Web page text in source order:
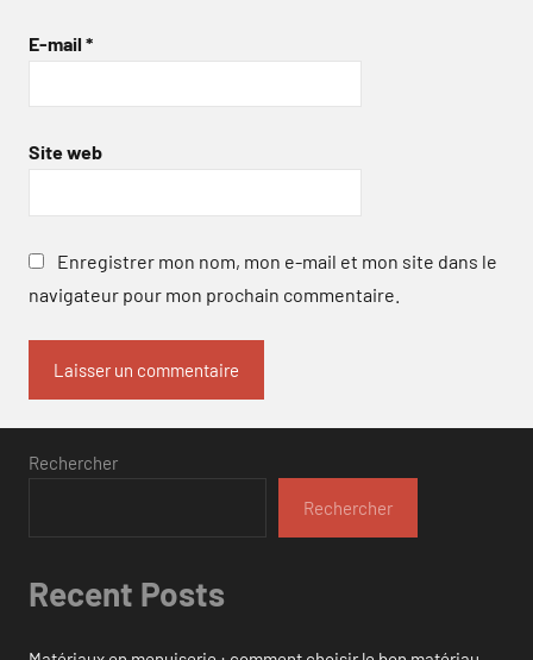
E-mail *
Site web
Enregistrer mon nom, mon e-mail et mon site dans le
navigateur pour mon prochain commentaire.
Rechercher
Rechercher
Recent Posts